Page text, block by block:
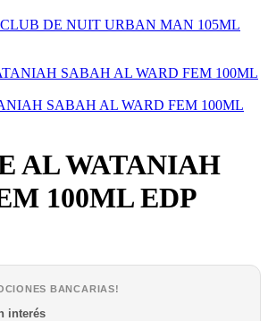
DE NUIT URBAN MAN 105ML
SABAH AL WARD FEM 100ML
AL WATANIAH
100ML EDP
El
es:
₲ 210.000.
BANCARIAS!
interés